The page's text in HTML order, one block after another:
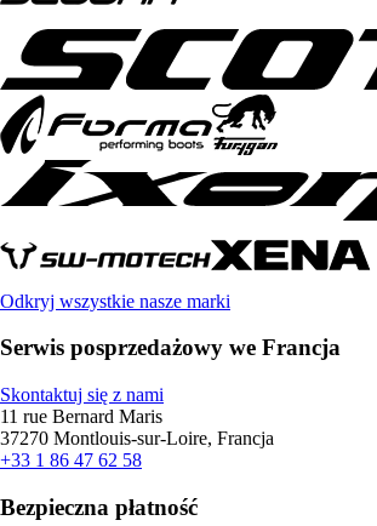
Odkryj wszystkie nasze marki
Serwis posprzedażowy we Francja
Skontaktuj się z nami
11 rue Bernard Maris
37270 Montlouis-sur-Loire, Francja
+33 1 86 47 62 58
Bezpieczna płatność